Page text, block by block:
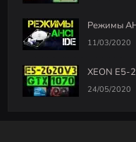
Режимы
11/03/2020
XEON E5-
24/05/2020